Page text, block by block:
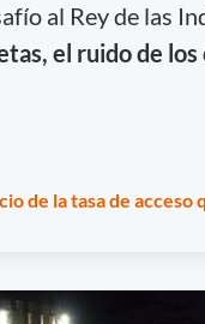
al Rey de las
el ruido de
de la tasa de acceso